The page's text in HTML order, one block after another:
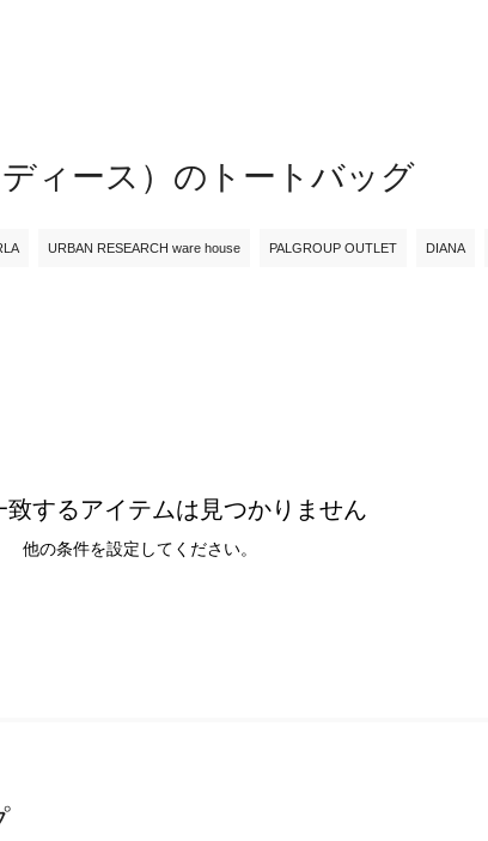
ィース）のトートバッグ
URBAN RESEARCH ware house PALGROUP OUTLET DIANA
致するアイテムは見つかりません
他の条件を設定してください。